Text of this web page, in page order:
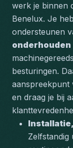
werk je binnen
Benelux. Je
ondersteunen
onderhouden
besturingen.
aanspreekpunt
en draag je bij
Zelfstandig